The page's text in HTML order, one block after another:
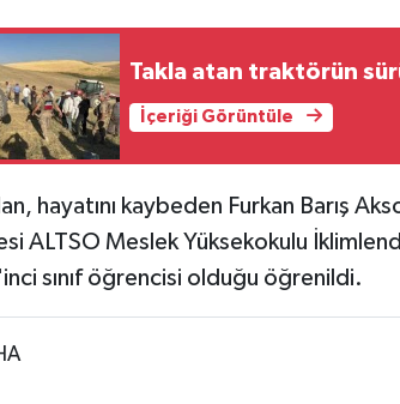
Takla atan traktörün
İçeriği Görüntüle
hayatını kaybeden Furkan Barış
ALTSO Meslek Yüksekokulu
sınıf öğrencisi olduğu öğrenildi.